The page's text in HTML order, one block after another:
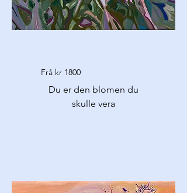
Frå kr 1800
Du er den blomen du
skulle vera